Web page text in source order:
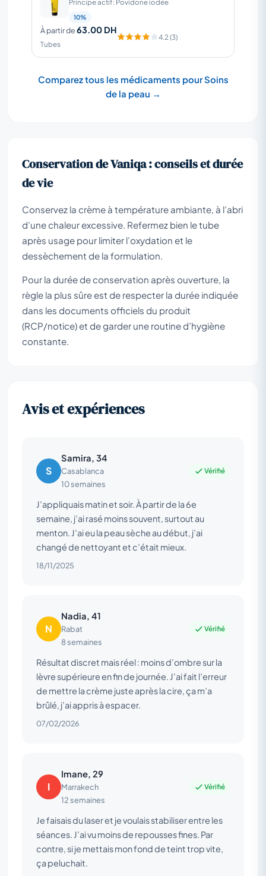
Principe actif: Povidone iodée
10%
À partir de63.00 DH
Tubes
4.2 (3)
Comparez tous les médicaments pour Soins
de la peau →
Conservation de Vaniqa : conseils et durée
de vie
Conservez la crème à température ambiante, à l’abri
d’une chaleur excessive. Refermez bien le tube
après usage pour limiter l’oxydation et le
dessèchement de la formulation.
Pour la durée de conservation après ouverture, la
règle la plus sûre est de respecter la durée indiquée
dans les documents officiels du produit
(RCP/notice) et de garder une routine d’hygiène
constante.
Avis et expériences
S
Samira, 34
Casablanca
10 semaines
Vérifié
J’appliquais matin et soir. À partir de la 6e
semaine, j’ai rasé moins souvent, surtout au
menton. J’ai eu la peau sèche au début, j’ai
changé de nettoyant et c’était mieux.
18/11/2025
N
Nadia, 41
Rabat
8 semaines
Vérifié
Résultat discret mais réel : moins d’ombre sur la
lèvre supérieure en fin de journée. J’ai fait l’erreur
de mettre la crème juste après la cire, ça m’a
brûlé, j’ai appris à espacer.
07/02/2026
I
Imane, 29
Marrakech
12 semaines
Vérifié
Je faisais du laser et je voulais stabiliser entre les
séances. J’ai vu moins de repousses fines. Par
contre, si je mettais mon fond de teint trop vite,
ça peluchait.